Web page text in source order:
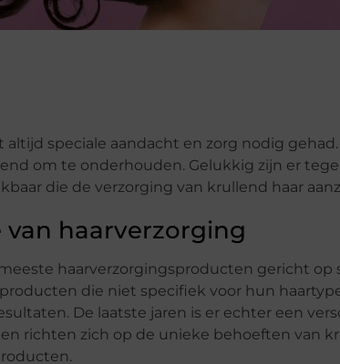
altijd speciale aandacht en zorg nodig
om te onderhouden. Gelukkig zijn er
die de verzorging van krullend haar
van haarverzorging
haarverzorgingsproducten gericht
die niet specifiek voor hun
De laatste jaren is er echter een
richten zich op de unieke behoeften van